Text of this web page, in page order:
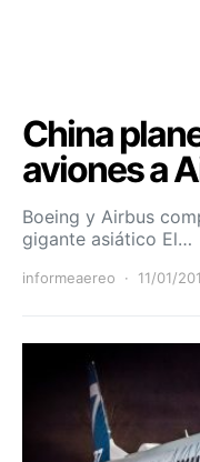
China
aviones a
Boeing y Airbus
gigante asiático El…
informeaereo 11/01/